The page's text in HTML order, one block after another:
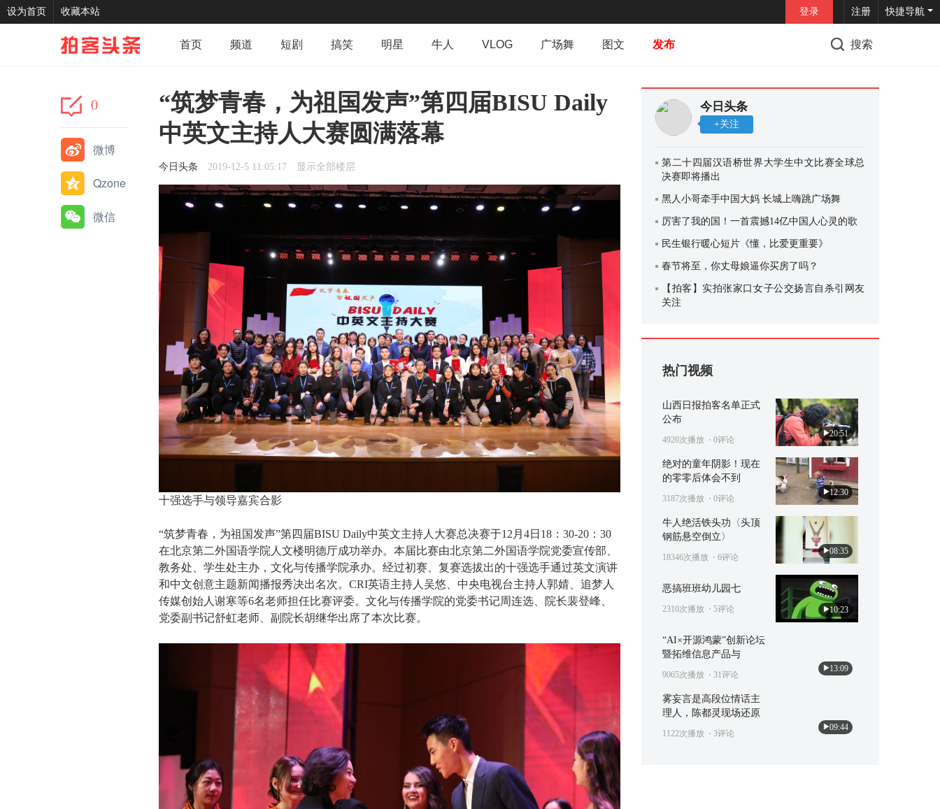
设为首页 收藏本站 快捷导航
登录 注册
首页 频道 短剧 搞笑 明星 牛人 VLOG 广场舞 图文 发布 搜索
0
微博
Qzone
微信
“筑梦青春，为祖国发声”第四届BISU Daily
中英文主持人大赛圆满落幕
今日头条 2019-12-5 11:05:17 显示全部楼层
十强选手与领导嘉宾合影
“筑梦青春，为祖国发声”第四届BISU Daily中英文主持人大赛总决赛于12月4日18：30-20：30
在北京第二外国语学院人文楼明德厅成功举办。本届比赛由北京第二外国语学院党委宣传部、
教务处、学生处主办，文化与传播学院承办。经过初赛、复赛选拔出的十强选手通过英文演讲
和中文创意主题新闻播报秀决出名次。CRI英语主持人吴悠、中央电视台主持人郭婧、追梦人
传媒创始人谢寒等6名老师担任比赛评委。文化与传播学院的党委书记周连选、院长裴登峰、
党委副书记舒虹老师、副院长胡继华出席了本次比赛。
今日头条
+关注
第二十四届汉语桥世界大学生中文比赛全球总
决赛即将播出
黑人小哥牵手中国大妈 长城上嗨跳广场舞
厉害了我的国！一首震撼14亿中国人心灵的歌
民生银行暖心短片《懂，比爱更重要》
春节将至，你丈母娘逼你买房了吗？
【拍客】实拍张家口女子公交扬言自杀引网友
关注
热门视频
20:51
山西日报拍客名单正式
公布
4920次播放 ⋅ 0评论
12:30
绝对的童年阴影！现在
的零零后体会不到
3187次播放 ⋅ 0评论
08:35
牛人绝活铁头功〈头顶
钢筋悬空倒立〉
18346次播放 ⋅ 6评论
10:23
恶搞班班幼儿园七
2310次播放 ⋅ 5评论
13:09
“AI×开源鸿蒙”创新论坛
暨拓维信息产品与
9065次播放 ⋅ 31评论
09:44
雾妄言是高段位情话主
理人，陈都灵现场还原
1122次播放 ⋅ 3评论